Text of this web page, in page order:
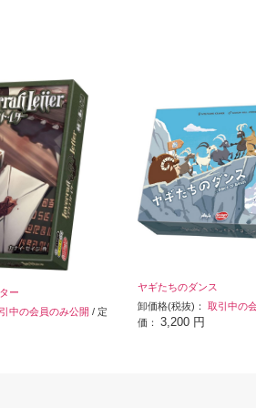
ー
中の会員のみ公開 / 定
ヤギたちのダンス
卸価格(税抜)： 取引中の
価： 3,200 円